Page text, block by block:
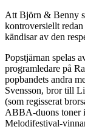
Att Björn & Benny
kontroversiellt
kändisar av den
Popstjärnan spelas
programledare på
popbandets andra
Svensson, bror till
(som regisserat
ABBA-duons toner
Melodifestival-